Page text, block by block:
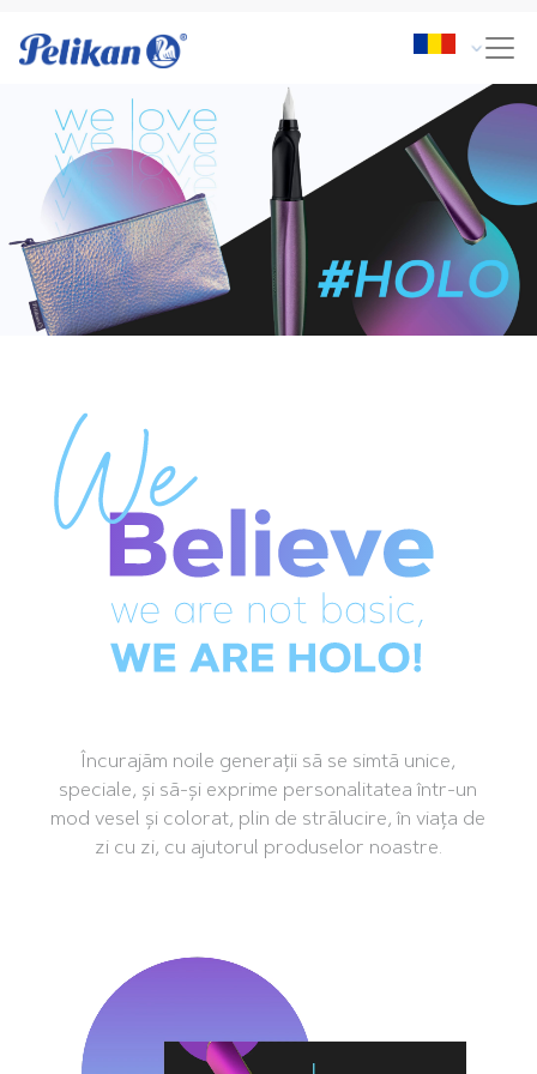
Încurajăm noile generații să se simtă unice,
speciale, și să-și exprime personalitatea într-un
mod vesel și colorat, plin de strălucire, în viața de
zi cu zi, cu ajutorul produselor noastre.